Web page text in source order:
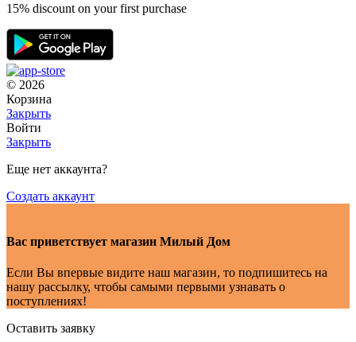
15% discount on your first purchase
© 2026
Корзина
Закрыть
Войти
Закрыть
Еще нет аккаунта?
Создать аккаунт
Вас приветствует магазин Милый Дом
Если Вы впервые видите наш магазин, то подпишитесь на
нашу рассылку, чтобы самыми первыми узнавать о
поступлениях!
Оставить заявку